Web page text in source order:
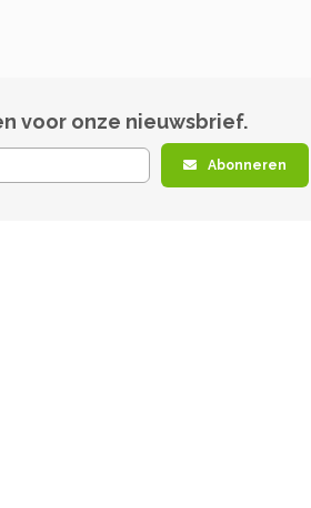
voor onze nieuwsbrief.
Abonneren